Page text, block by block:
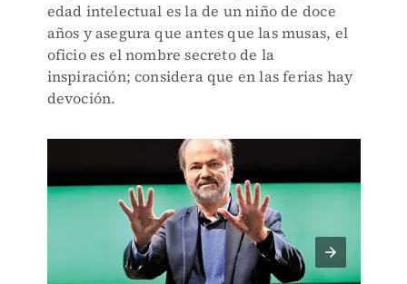
edad intelectual es la de un niño de doce
años y asegura que antes que las musas, el
oficio es el nombre secreto de la
inspiración; considera que en las ferias hay
devoción.